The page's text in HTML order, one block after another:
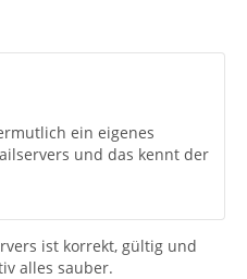
ein eigenes
und das kennt der
ist korrekt, gültig und
alles sauber.